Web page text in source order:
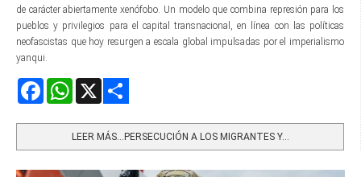
de carácter abiertamente xenófobo. Un modelo que combina represión para los
pueblos y privilegios para el capital transnacional, en línea con las políticas
neofascistas que hoy resurgen a escala global impulsadas por el imperialismo
yanqui.
FacebookWhatsApp
LEER MÁS…PERSECUCIÓN A LOS MIGRANTES Y...